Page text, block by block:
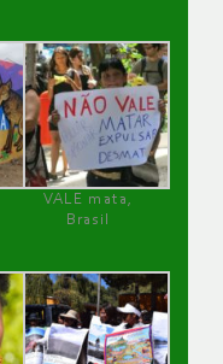
VALE mata,
Brasil